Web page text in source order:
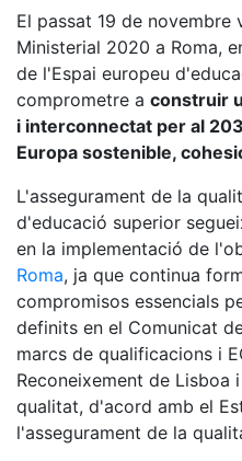
El passat 19 de
Ministerial 2020 a Roma,
de l'Espai europeu
comprometre a construir
i interconnectat per al
Europa sostenible,
L'assegurament de la
d'educació superior
en la implementació de
Roma, ja que continua
compromisos essencials
definits en el Comunicat
marcs de qualificacions i
Reconeixement de Lisboa
qualitat, d'acord amb el
l'assegurament de la